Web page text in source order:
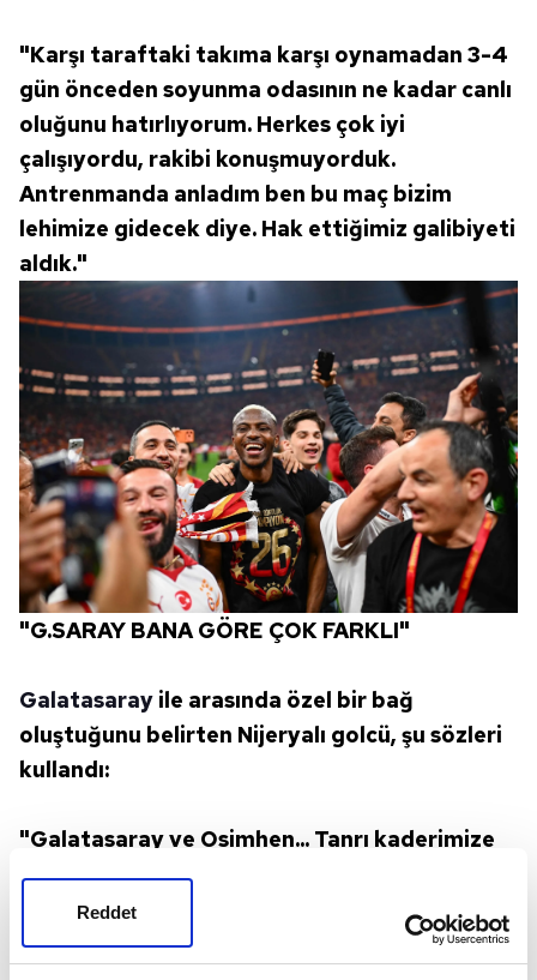
Reddet
"Karşı taraftaki takıma karşı oynamadan 3-4
gün önceden soyunma odasının ne kadar canlı
oluğunu hatırlıyorum. Herkes çok iyi
çalışıyordu, rakibi konuşmuyorduk.
Antrenmanda anladım ben bu maç bizim
lehimize gidecek diye. Hak ettiğimiz galibiyeti
aldık."
"G.SARAY BANA GÖRE ÇOK FARKLI"
Galatasaray ile arasında özel bir bağ
oluştuğunu belirten Nijeryalı golcü, şu sözleri
kullandı:
"Galatasaray ve Osimhen... Tanrı kaderimize
yazmış diyebilirsiniz. Büyük şeylere
ulaşacağımızı, birlikte mücadele edeceğimizi
alnımıza yazmış. Çok mutluyum